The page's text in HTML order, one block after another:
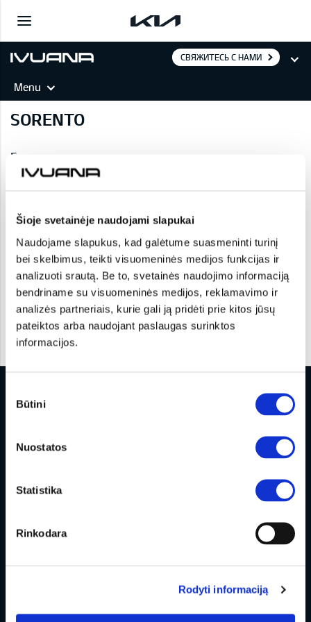
Šioje svetainėje naudojami slapukai
Naudojame slapukus, kad galėtume suasmeninti turinį
bei skelbimus, teikti visuomeninės medijos funkcijas ir
analizuoti srautą. Be to, svetainės naudojimo informaciją
bendriname su visuomeninės medijos, reklamavimo ir
analizės partneriais, kurie gali ją pridėti prie kitos jūsų
pateiktos arba naudojant paslaugas surinktos
informacijos.
pasirinkimas
Būtini
Nuostatos
Statistika
Rinkodara
Rodyti informaciją
СВЯЖИТЕСЬ С НАМИ
Menu
SORENTO
Галерея
Другие услуги
Владельцу
Предложения
Мир KIA